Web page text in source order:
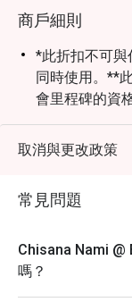
商戶細則
*此折扣不可與
同時使用。**
會里程碑的資
服務費。
取消與更改政策
常見問題
Chisana Nami @
嗎？